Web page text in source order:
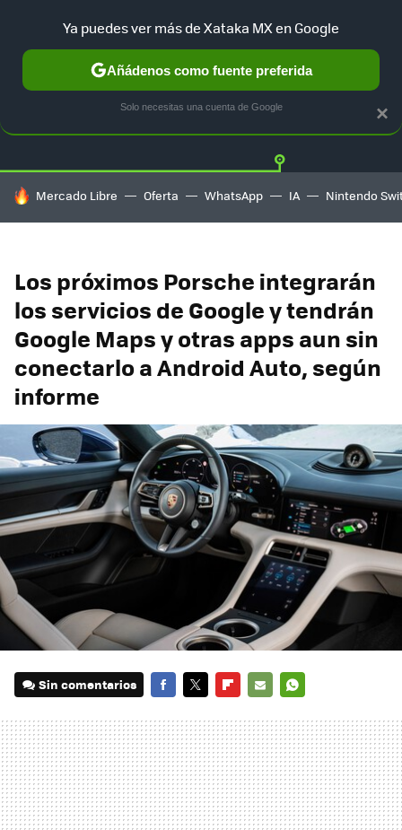
TESLA UBER AUTO ELECTRICO Twitter
HOY SE HABLA DE
Mercado Libre Oferta WhatsApp IA Nintendo
Los próximos Porsche integrarán
los servicios de Google y tendrán
Google Maps y otras apps aun sin
conectarlo a Android Auto, según
informe
Sin comentarios
MAIL
×
Ya puedes ver más de Xataka MX en Google
Añádenos como fuente preferida
Solo necesitas una cuenta de Google